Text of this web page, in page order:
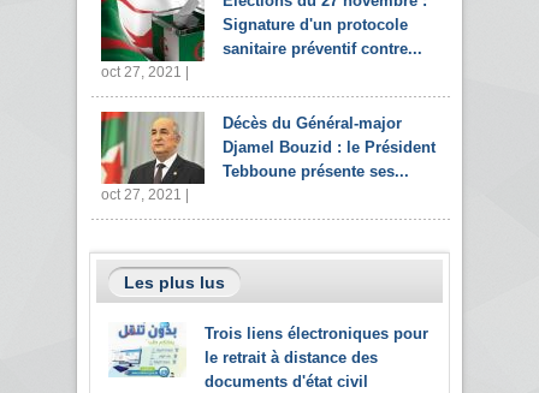
Signature d'un protocole
sanitaire préventif contre...
oct 27, 2021 |
Décès du Général-major
Djamel Bouzid : le Président
Tebboune présente ses...
oct 27, 2021 |
Les plus lus
Trois liens électroniques pour
le retrait à distance des
documents d'état civil